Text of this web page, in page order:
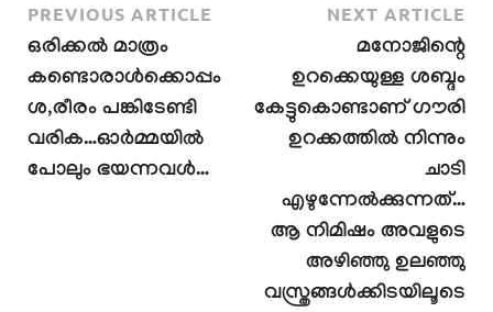
PREVIOUS ARTICLE
ഒരിക്കൽ മാത്രം
കണ്ടൊരാൾക്കൊപ്പം
ശ,രീരം പങ്കിടേണ്ടി
വരിക…ഓർമ്മയിൽ
പോലും ഭയന്നവൾ…
NEXT ARTICLE
മനോജിന്റെ
ഉറക്കെയുള്ള ശബ്ദം
കേട്ടുകൊണ്ടാണ് ഗൗരി
ഉറക്കത്തിൽ നിന്നും
ചാടി
എഴുന്നേൽക്കുന്നത്…
ആ നിമിഷം അവളുടെ
അഴിഞ്ഞു ഉലഞ്ഞു
വസ്ത്രങ്ങൾക്കിടയിലൂടെ